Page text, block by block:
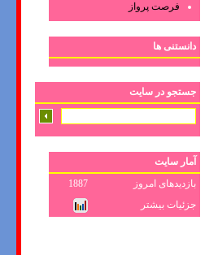
فرصت پرواز
دانستنی ها
جستجو در سایت
آمار سایت
بازدیدهای امروز
1887
جزئیات بیشتر